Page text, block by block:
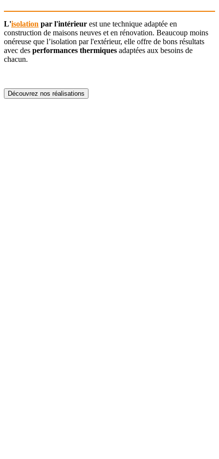
L'isolation par l'intérieur est une technique adaptée en
construction de maisons neuves et en rénovation. Beaucoup moins
onéreuse que l’isolation par l'extérieur, elle offre de bons résultats
avec des performances thermiques adaptées aux besoins de
chacun.
Découvrez nos réalisations